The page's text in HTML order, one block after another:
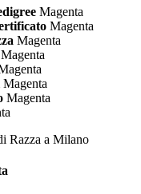
Magenta
Magenta
Magenta
Magenta
Magenta
Magenta